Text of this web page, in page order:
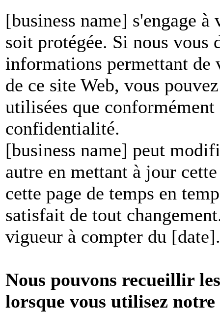
[business name] s'engage
soit protégée. Si nous vous
informations permettant
de ce site Web, vous
utilisées que
confidentialité.
[business name] peut
autre en mettant à jour
cette page de temps en
satisfait de tout
vigueur à compter du [date].
Nous pouvons recueillir
lorsque vous utilisez notre